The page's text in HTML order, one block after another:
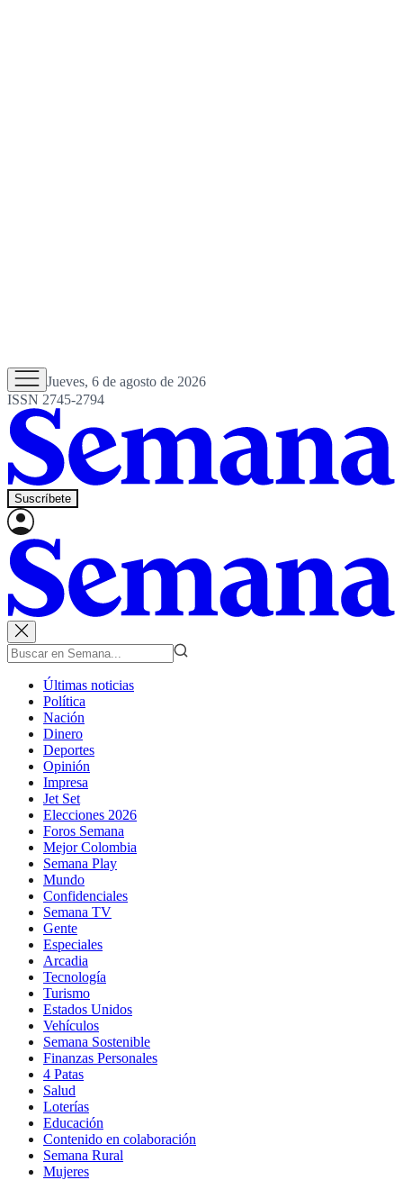
Jueves, 6 de agosto de 2026
ISSN 2745-2794
Suscríbete
Últimas noticias
Política
Nación
Dinero
Deportes
Opinión
Impresa
Jet Set
Elecciones 2026
Foros Semana
Mejor Colombia
Semana Play
Mundo
Confidenciales
Semana TV
Gente
Especiales
Arcadia
Tecnología
Turismo
Estados Unidos
Vehículos
Semana Sostenible
Finanzas Personales
4 Patas
Salud
Loterías
Educación
Contenido en colaboración
Semana Rural
Mujeres